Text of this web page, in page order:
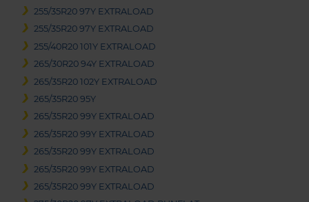
255/35R20 97Y EXTRALOAD
255/35R20 97Y EXTRALOAD
255/40R20 101Y EXTRALOAD
265/30R20 94Y EXTRALOAD
265/35R20 102Y EXTRALOAD
265/35R20 95Y
265/35R20 99Y EXTRALOAD
265/35R20 99Y EXTRALOAD
265/35R20 99Y EXTRALOAD
265/35R20 99Y EXTRALOAD
265/35R20 99Y EXTRALOAD